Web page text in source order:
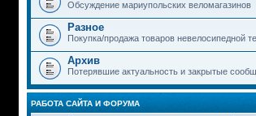
Обсуждение мариупольских веломагазинов
Разное
Покупка/продажа товаров невелосипедной
Архив
Потерявшие актуальность и закрытые
РАБОТА САЙТА И ФОРУМА